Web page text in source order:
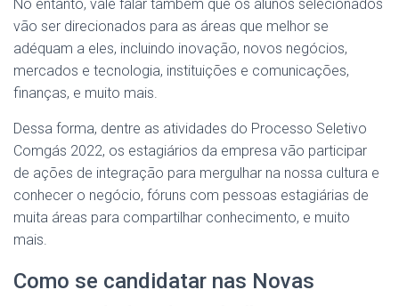
No entanto, vale falar também que os alunos selecionados
vão ser direcionados para as áreas que melhor se
adéquam a eles, incluindo inovação, novos negócios,
mercados e tecnologia, instituições e comunicações,
finanças, e muito mais.
Dessa forma, dentre as atividades do Processo Seletivo
Comgás 2022, os estagiários da empresa vão participar
de ações de integração para mergulhar na nossa cultura e
conhecer o negócio, fóruns com pessoas estagiárias de
muita áreas para compartilhar conhecimento, e muito
mais.
Como se candidatar nas Novas